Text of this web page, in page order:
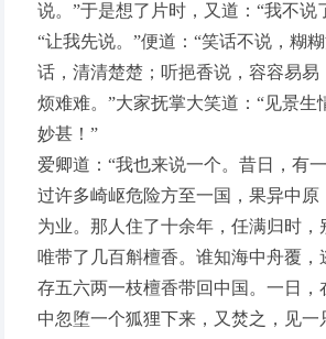
说。”于是想了片时，又道：“我不说
“让我先说。”便道：“笑话不说，糊
话，清清楚楚；听挹香说，容容易易
烦难难。”大家抚掌大笑道：“见景生
妙甚！”
爱卿道：“我也来说一个。昔日，有
过许多崎岖危险方至一国，果异中原
为业。那人住了十余年，任满归时，
唯带了几百斛檀香。谁知海中舟覆，
存五六两一枝檀香带回中国。一日
中忽堕一个狐狸下来，又焚之，见一